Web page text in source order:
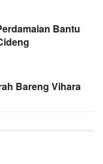
Bantu
Bareng Vihara